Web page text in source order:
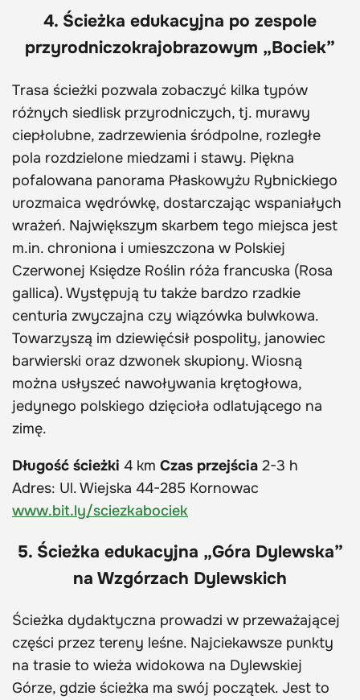
4. Ścieżka edukacyjna po zespole
przyrodniczokrajobrazowym „Bociek”
Trasa ścieżki pozwala zobaczyć kilka typów
różnych siedlisk przyrodniczych, tj. murawy
ciepłolubne, zadrzewienia śródpolne, rozległe
pola rozdzielone miedzami i stawy. Piękna
pofalowana panorama Płaskowyżu Rybnickiego
urozmaica wędrówkę, dostarczając wspaniałych
wrażeń. Największym skarbem tego miejsca jest
m.in. chroniona i umieszczona w Polskiej
Czerwonej Księdze Roślin róża francuska (Rosa
gallica). Występują tu także bardzo rzadkie
centuria zwyczajna czy wiązówka bulwkowa.
Towarzyszą im dziewięćsił pospolity, janowiec
barwierski oraz dzwonek skupiony. Wiosną
można usłyszeć nawoływania krętogłowa,
jedynego polskiego dzięcioła odlatującego na
zimę.
Długość ścieżki 4 km Czas przejścia 2-3 h
Adres: Ul. Wiejska 44-285 Kornowac
www.bit.ly/sciezkabociek
5. Ścieżka edukacyjna „Góra Dylewska”
na Wzgórzach Dylewskich
Ścieżka dydaktyczna prowadzi w przeważającej
części przez tereny leśne. Najciekawsze punkty
na trasie to wieża widokowa na Dylewskiej
Górze, gdzie ścieżka ma swój początek. Jest to